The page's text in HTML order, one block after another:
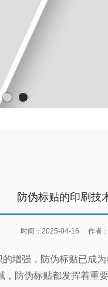
防伪标贴的印刷技
时间：2025-04-16 作者
增强，防伪标贴已成
防伪标贴都发挥着重